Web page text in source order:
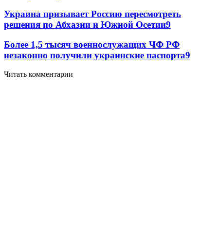
Украина призывает Россию пересмотреть
решения по Абхазии и Южной Осетии9
Более 1,5 тысяч военнослужащих ЧФ РФ
незаконно получили украинские паспорта9
Читать комментарии